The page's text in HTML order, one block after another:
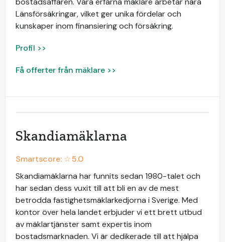
Länsförsäkringar, vilket ger unika fördelar och
kunskaper inom finansiering och försäkring.
Profil >>
Få offerter från mäklare >>
Skandiamäklarna
Smartscore: ☆5.0
Skandiamäklarna har funnits sedan 1980-talet och
har sedan dess vuxit till att bli en av de mest
betrodda fastighetsmäklarkedjorna i Sverige. Med
kontor över hela landet erbjuder vi ett brett utbud
av mäklartjänster samt expertis inom
bostadsmarknaden. Vi är dedikerade till att hjälpa